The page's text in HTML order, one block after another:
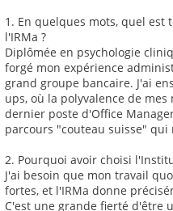
1. En quelques mots, quel
l'IRMa ?
Diplômée en psychologie
forgé mon expérience
grand groupe bancaire. J'ai
ups, où la polyvalence de
dernier poste d'Office
parcours "couteau suisse"
2. Pourquoi avoir choisi
J'ai besoin que mon travail
fortes, et l'IRMa donne
C'est une grande fierté d'être